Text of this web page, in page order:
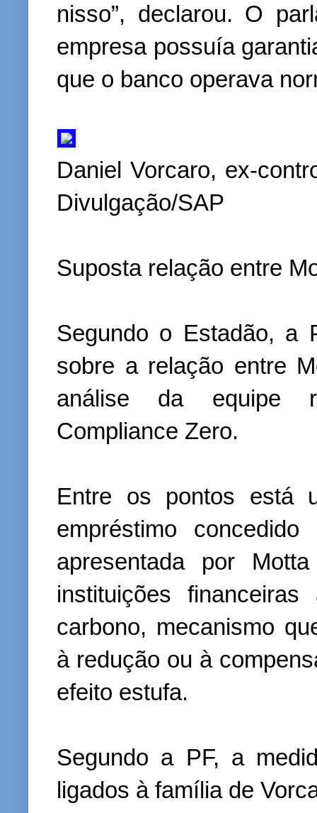
nisso”, declarou. O
empresa possuía
que o banco operava
Daniel Vorcaro, ex-
Divulgação/SAP
Suposta relação entre
Segundo o Estadão, a
sobre a relação entre
análise da equipe
Compliance Zero.
Entre os pontos está
empréstimo
apresentada por
instituições
carbono, mecanismo
à redução ou à
efeito estufa.
Segundo a PF, a
ligados à família de